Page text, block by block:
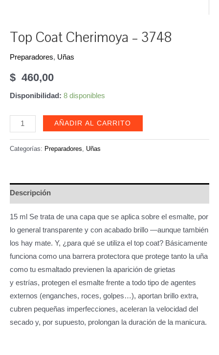
Top Coat Cherimoya – 3748
Preparadores, Uñas
$ 460,00
Disponibilidad: 8 disponibles
Coat
Cherimoya
cantidad
AÑADIR AL CARRITO
Categorías: Preparadores Uñas
Descripción
15 ml Se trata de una capa que se aplica sobre el esmalte, por
lo general transparente y con acabado brillo —aunque también
los hay mate. Y, ¿para qué se utiliza el top coat? Básicamente
funciona como una barrera protectora que protege tanto la uña
como tu esmaltado previenen la aparición de grietas
y estrías, protegen el esmalte frente a todo tipo de agentes
externos (enganches, roces, golpes…), aportan brillo extra,
cubren pequeñas imperfecciones, aceleran la velocidad del
secado y, por supuesto, prolongan la duración de la manicura.